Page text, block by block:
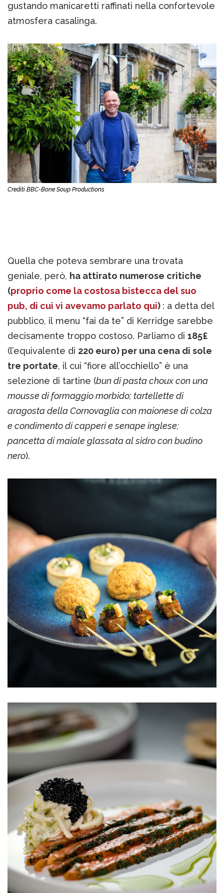
gustando manicaretti raffinati nella confortevole
atmosfera casalinga.
Crediti BBC-Bone Soup Productions
Quella che poteva sembrare una trovata
geniale, però, ha attirato numerose critiche
(proprio come la costosa bistecca del suo
pub, di cui vi avevamo parlato qui) : a detta del
pubblico, il menu “fai da te” di Kerridge sarebbe
decisamente troppo costoso. Parliamo di 185£
(l’equivalente di 220 euro) per una cena di sole
tre portate, il cui “fiore all’occhiello” è una
selezione di tartine (bun di pasta choux con una
mousse di formaggio morbido; tartellette di
aragosta della Cornovaglia con maionese di colza
e condimento di capperi e senape inglese;
pancetta di maiale glassata al sidro con budino
nero).